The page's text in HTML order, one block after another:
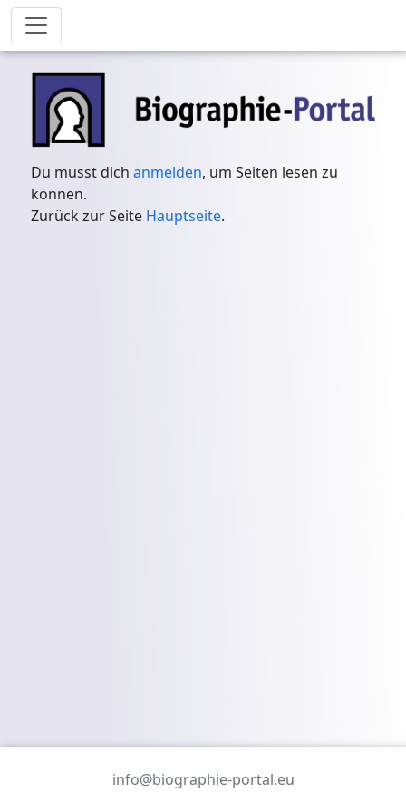
Du musst dichanmelden, um Seiten lesen zu
können.
Zurück zur Seite Hauptseite.
info@biographie-portal.eu